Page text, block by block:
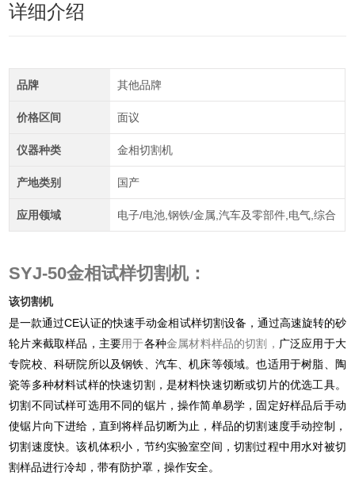
详细介绍
品牌 其他品牌
价格区间 面议
仪器种类 金相切割机
产地类别 国产
应用领域 电子/电池,钢铁/金属,汽车及零部件,电气,综合
SYJ-50金相试样切割机：
该切割机
是一款通过CE认证的快速手动金相试样切割设备，通过高速旋转的砂
轮片来截取样品，主要用于各种金属材料样品的切割， 广泛应用于大
专院校、科研院所以及钢铁、汽车、机床等领域。也适用于树脂、陶
瓷等多种材料试样的快速切割 ，是材料快速切断或切片的优选工具。
切割不同试样可选用不同的锯片，操作简单易学，固定好样品后手动
使锯片向下进给，直到将样品切断为止，样品的切割速度手动控制，
切割速度快。该机体积小，节约实验室空间，切割过程中用水对被切
割样品进行冷却，带有防护罩，操作安全。